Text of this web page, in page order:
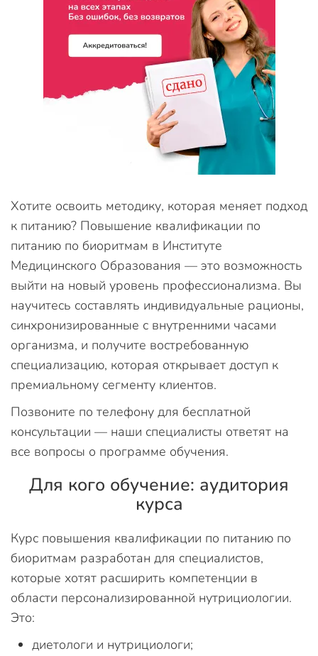
Хотите освоить методику, которая меняет подход
к питанию? Повышение квалификации по
питанию по биоритмам в Институте
Медицинского Образования — это возможность
выйти на новый уровень профессионализма. Вы
научитесь составлять индивидуальные рационы,
синхронизированные с внутренними часами
организма, и получите востребованную
специализацию, которая открывает доступ к
премиальному сегменту клиентов.
Позвоните по телефону для бесплатной
консультации — наши специалисты ответят на
все вопросы о программе обучения.
Для кого обучение: аудитория
курса
Курс повышения квалификации по питанию по
биоритмам разработан для специалистов,
которые хотят расширить компетенции в
области персонализированной нутрициологии.
Это:
диетологи и нутрициологи;